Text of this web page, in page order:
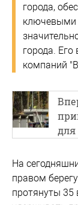
города,
ключевыми
города. Его
компаний
для
На
правом
протянуты 35